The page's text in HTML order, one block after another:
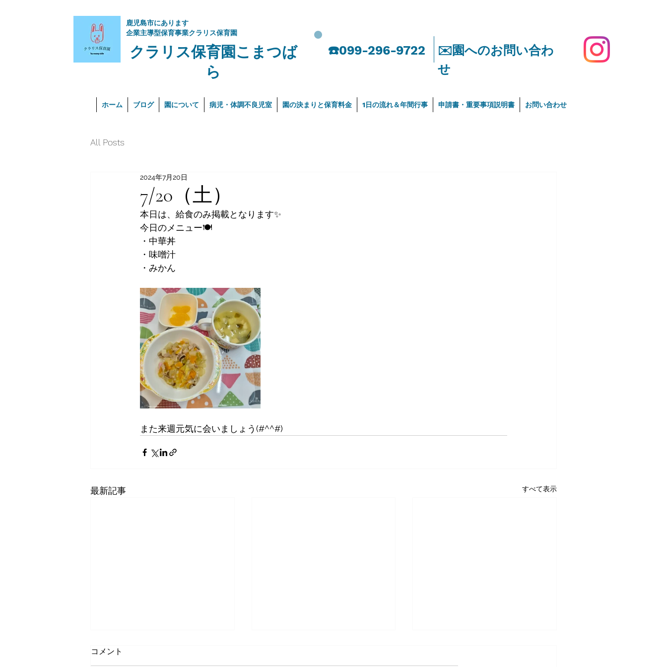
​鹿児島市にあります
企業主導型保育事業クラリス保育園
クラリス保育園こまつば
ら
​☎️099-296-9722
​✉️園へのお問い合わ
せ
ホーム ブログ 園について 病児・体調不良児室 園の決まりと保育料金 1日の流れ＆年間行事 申請書・重要事項説明書 お問い合わせ
All Posts
7/20（土）
2024年7月20日
本日は、給食のみ掲載となります✨
今日のメニュー🍽
・中華丼
・味噌汁
・みかん
また来週元気に会いましょう(#^^#)
最新記事 すべて表示
コメント